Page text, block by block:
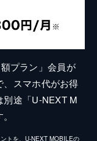
プラン」会員が
スマホ代がお得
別途「U-NEXT M
トを、U-NEXT MOBILEの